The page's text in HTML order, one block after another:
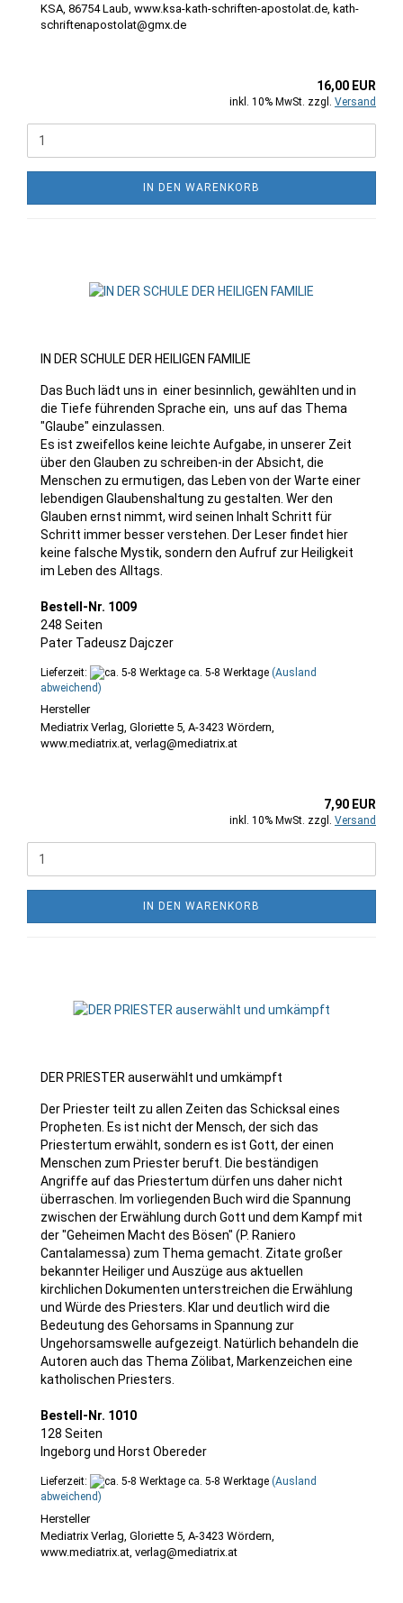
KSA, 86754 Laub, www.ksa-kath-schriften-apostolat.de, kath-
schriftenapostolat@gmx.de
16,00 EUR
inkl. 10% MwSt. zzgl. Versand
IN DEN WARENKORB
IN DER SCHULE DER HEILIGEN FAMILIE
Das Buch lädt uns in einer besinnlich, gewählten und in
die Tiefe führenden Sprache ein, uns auf das Thema
"Glaube" einzulassen.
Es ist zweifellos keine leichte Aufgabe, in unserer Zeit
über den Glauben zu schreiben-in der Absicht, die
Menschen zu ermutigen, das Leben von der Warte einer
lebendigen Glaubenshaltung zu gestalten. Wer den
Glauben ernst nimmt, wird seinen Inhalt Schritt für
Schritt immer besser verstehen. Der Leser findet hier
keine falsche Mystik, sondern den Aufruf zur Heiligkeit
im Leben des Alltags.
Bestell-Nr. 1009
248 Seiten
Pater Tadeusz Dajczer
Lieferzeit: ca. 5-8 Werktage (Ausland
abweichend)
Mediatrix Verlag, Gloriette 5, A-3423 Wördern,
www.mediatrix.at, verlag@mediatrix.at
7,90 EUR
inkl. 10% MwSt. zzgl. Versand
IN DEN WARENKORB
DER PRIESTER auserwählt und umkämpft
Der Priester teilt zu allen Zeiten das Schicksal eines
Propheten. Es ist nicht der Mensch, der sich das
Priestertum erwählt, sondern es ist Gott, der einen
Menschen zum Priester beruft. Die beständigen
Angriffe auf das Priestertum dürfen uns daher nicht
überraschen. Im vorliegenden Buch wird die Spannung
zwischen der Erwählung durch Gott und dem Kampf mit
der "Geheimen Macht des Bösen" (P. Raniero
Cantalamessa) zum Thema gemacht. Zitate großer
bekannter Heiliger und Auszüge aus aktuellen
kirchlichen Dokumenten unterstreichen die Erwählung
und Würde des Priesters. Klar und deutlich wird die
Bedeutung des Gehorsams in Spannung zur
Ungehorsamswelle aufgezeigt. Natürlich behandeln die
Autoren auch das Thema Zölibat, Markenzeichen eine
katholischen Priesters.
Bestell-Nr. 1010
128 Seiten
Ingeborg und Horst Obereder
Lieferzeit: ca. 5-8 Werktage (Ausland
abweichend)
Mediatrix Verlag, Gloriette 5, A-3423 Wördern,
www.mediatrix.at, verlag@mediatrix.at